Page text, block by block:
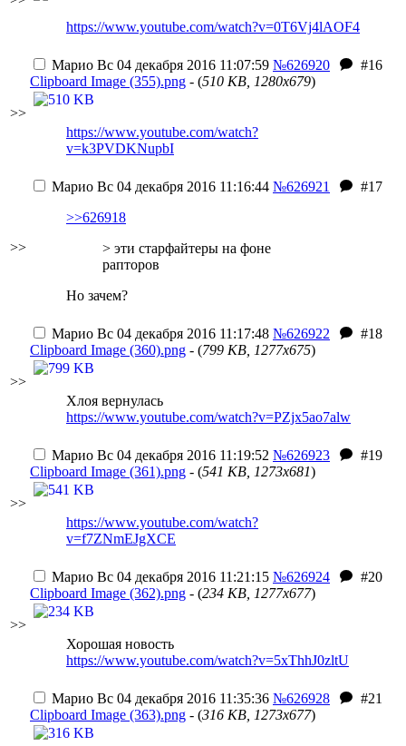
https://www.youtube.com/watch?v=0T6Vj4lAOF4
>>
Марио Вс 04 декабря 2016 11:07:59 №626920
#16
Clipboard Image (355).png - (510 KB, 1280x679)
https://www.youtube.com/watch?
v=k3PVDKNupbI
>>
Марио Вс 04 декабря 2016 11:16:44 №626921
#17
>>626918
> эти старфайтеры на фоне
рапторов
Но зачем?
>>
Марио Вс 04 декабря 2016 11:17:48 №626922
#18
Clipboard Image (360).png - (799 KB, 1277x675)
Хлоя вернулась
https://www.youtube.com/watch?v=PZjx5ao7alw
>>
Марио Вс 04 декабря 2016 11:19:52 №626923
#19
Clipboard Image (361).png - (541 KB, 1273x681)
https://www.youtube.com/watch?
v=f7ZNmEJgXCE
>>
Марио Вс 04 декабря 2016 11:21:15 №626924
#20
Clipboard Image (362).png - (234 KB, 1277x677)
Хорошая новость
https://www.youtube.com/watch?v=5xThhJ0zltU
Марио Вс 04 декабря 2016 11:35:36 №626928
#21
Clipboard Image (363).png - (316 KB, 1273x677)